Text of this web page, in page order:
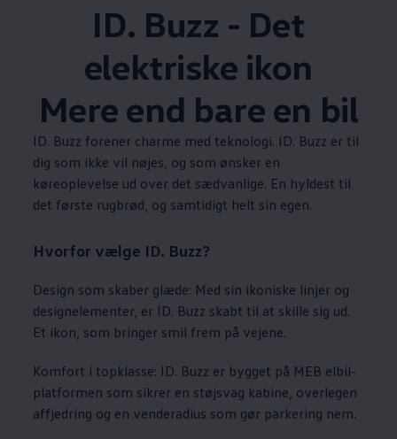
ID. Buzz - Det
elektriske ikon
Mere end bare en bil
ID. Buzz forener charme med teknologi. ID. Buzz er til
dig som ikke vil nøjes, og som ønsker en
køreoplevelse ud over det sædvanlige. En hyldest til
det første rugbrød, og samtidigt helt sin egen.
Hvorfor vælge ID. Buzz?
Design som skaber glæde: Med sin ikoniske linjer og
designelementer, er ID. Buzz skabt til at skille sig ud.
Et ikon, som bringer smil frem på vejene.
Komfort i topklasse: ID. Buzz er bygget på MEB elbil-
platformen som sikrer en støjsvag kabine, overlegen
affjedring og en venderadius som gør parkering nem.